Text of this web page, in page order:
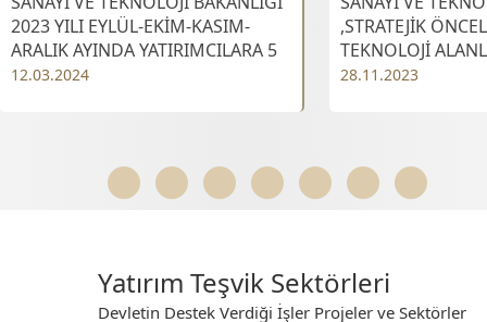
2023 YILI EYLÜL-EKİM-KASIM-
ARALIK AYINDA YATIRIMCILARA 5
BİN 122 YATIRIM TEŞVİK BELGESİ
12.03.2024
,STRATEJİK
TEKNOLOJİ
YATIRIMLARINDA
28.11.2023
Yatırım Teşvik Sektörleri
Devletin Destek Verdiği İşler Projeler ve Sektörler